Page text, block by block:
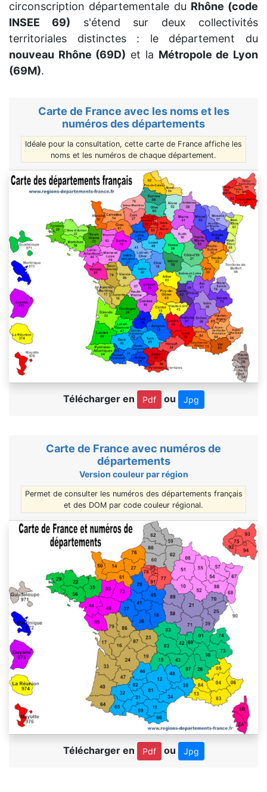
circonscription départementale du Rhône (code
INSEE 69) s'étend sur deux collectivités
territoriales distinctes : le département du
nouveau Rhône (69D) et la Métropole de Lyon
(69M).
Carte de France avec les noms et les
numéros des départements
Idéale pour la consultation, cette carte de France affiche les
noms et les numéros de chaque département.
Télécharger en Pdf ou Jpg
Carte de France avec numéros de
départements
Version couleur par région
Permet de consulter les numéros des départements français
et des DOM par code couleur régional.
Télécharger en Pdf ou Jpg